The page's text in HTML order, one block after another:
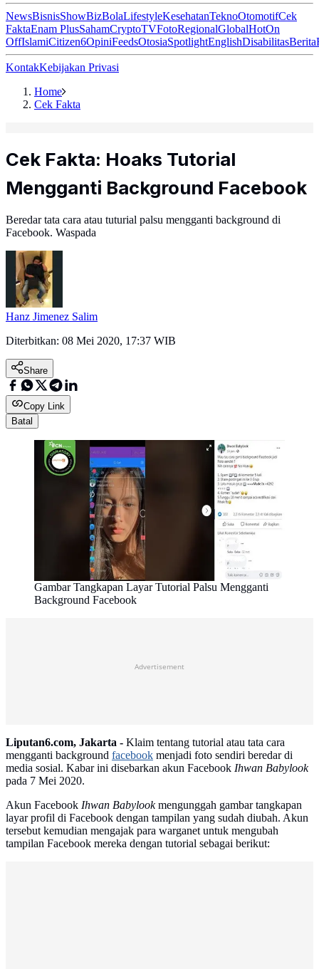
NewsBisnisShowBizBolaLifestyleKesehatanTeknoOtomotifCek
FaktaEnam PlusSahamCryptoTVFotoRegionalGlobalHotOn
OffIslamiCitizen6OpiniFeedsOtosiaSpotlightEnglishDisabilitasBerita
KontakKebijakan Privasi
Home
Cek Fakta
Cek Fakta: Hoaks Tutorial
Mengganti Background Facebook
Beredar tata cara atau tuturial palsu mengganti background di
Facebook. Waspada
Hanz Jimenez Salim
Diterbitkan: 08 Mei 2020, 17:37 WIB
Share
Copy Link
Batal
Gambar Tangkapan Layar Tutorial Palsu Mengganti
Background Facebook
Advertisement
Liputan6.com, Jakarta - Klaim tentang tutorial atau tata cara
mengganti background facebook menjadi foto sendiri beredar di
media sosial. Kabar ini disebarkan akun Facebook Ihwan Babylook
pada 7 Mei 2020.
Akun Facebook Ihwan Babylookmengunggah gambar tangkapan
layar profil di Facebook dengan tampilan yang sudah diubah. Akun
tersebut kemudian mengajak para warganet untuk mengubah
tampilan Facebook mereka dengan tutorial sebagai berikut: